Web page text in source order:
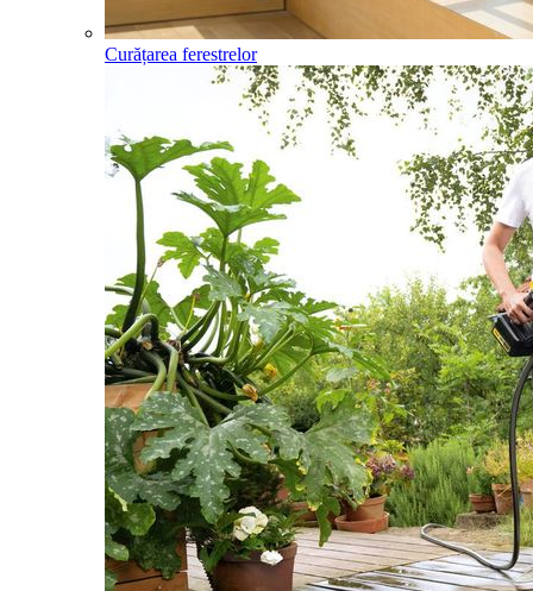
Curățarea ferestrelor